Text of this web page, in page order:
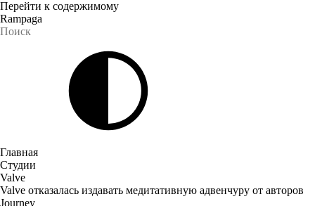
Перейти к содержимому
Rampaga
Главная
Студии
Valve
Valve отказалась издавать медитативную адвенчуру от авторов
Journey